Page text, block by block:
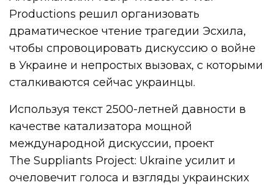
Productions решил организовать
драматическое чтение трагедии Эсхила,
чтобы спровоцировать дискуссию о войне
в Украине и непростых вызовах, с которыми
сталкиваются сейчас украинцы.
Используя текст 2500-летней давности в
качестве катализатора мощной
международной дискуссии, проект
The Suppliants Project: Ukraine усилит и
очеловечит голоса и взгляды украинских